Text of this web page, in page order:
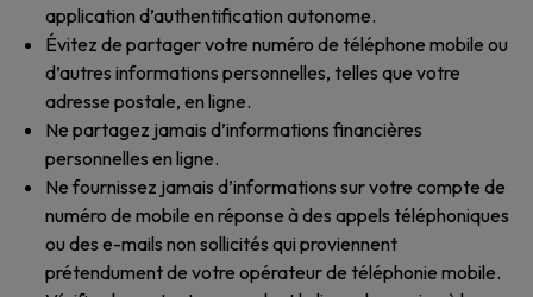
application d’authentification autonome.
Évitez de partager votre numéro de téléphone mobile ou
d’autres informations personnelles, telles que votre
adresse postale, en ligne.
Ne partagez jamais d’informations financières
personnelles en ligne.
Ne fournissez jamais d’informations sur votre compte de
numéro de mobile en réponse à des appels téléphoniques
ou des e-mails non sollicités qui proviennent
prétendument de votre opérateur de téléphonie mobile.